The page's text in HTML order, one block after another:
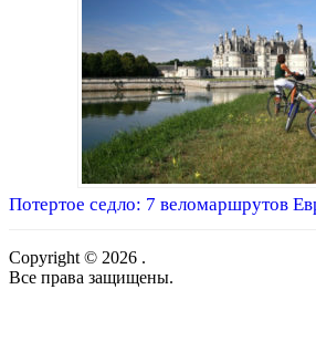
Потертое седло: 7 веломаршрутов
Copyright © 2026 .
Все права защищены.